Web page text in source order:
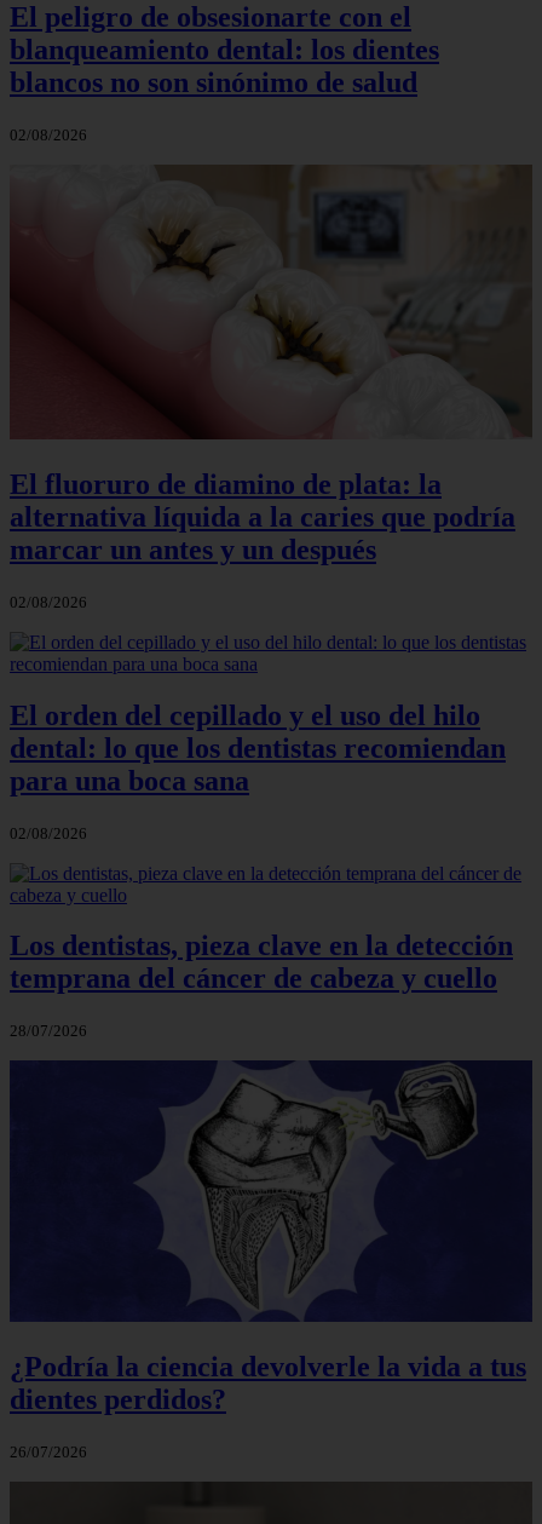
El peligro de obsesionarte con el
blanqueamiento dental: los dientes
blancos no son sinónimo de salud
02/08/2026
El fluoruro de diamino de plata: la
alternativa líquida a la caries que podría
marcar un antes y un después
02/08/2026
El orden del cepillado y el uso del hilo
dental: lo que los dentistas recomiendan
para una boca sana
02/08/2026
Los dentistas, pieza clave en la detección
temprana del cáncer de cabeza y cuello
28/07/2026
¿Podría la ciencia devolverle la vida a tus
dientes perdidos?
26/07/2026